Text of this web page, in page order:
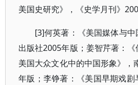
美国史研究》，《史学月刊》
[3]何英著：《美国媒体与
出版社2005年版；姜智芹著：
美国大众文化中的中国形象》，
年版；李铮著：《美国早期戏